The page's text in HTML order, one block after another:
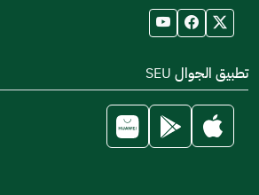
تطبيق الجوال SEU